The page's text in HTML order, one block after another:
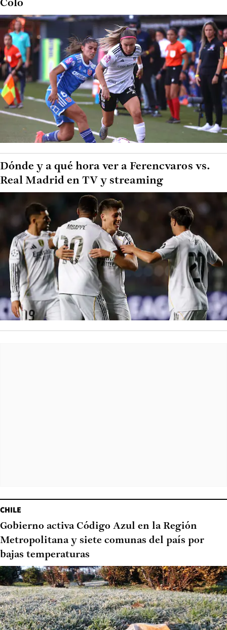
Colo
Dónde y a qué hora ver a Ferencvaros vs.
Real Madrid en TV y streaming
CHILE
Gobierno activa Código Azul en la Región
Metropolitana y siete comunas del país por
bajas temperaturas